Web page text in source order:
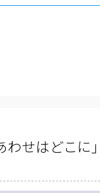
せはどこに